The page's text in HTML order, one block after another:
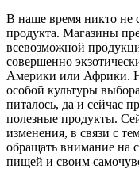
В наше время никто не
продукта. Магазины
всевозможной
совершенно
Америки или Африки.
особой культуры
питалось, да и сейчас
полезные продукты.
изменения, в связи с
обращать внимание на
пищей и своим